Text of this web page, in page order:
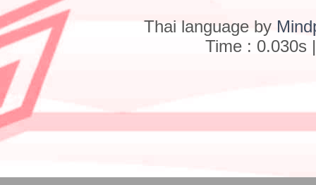
Thai language by
Time : 0.030s